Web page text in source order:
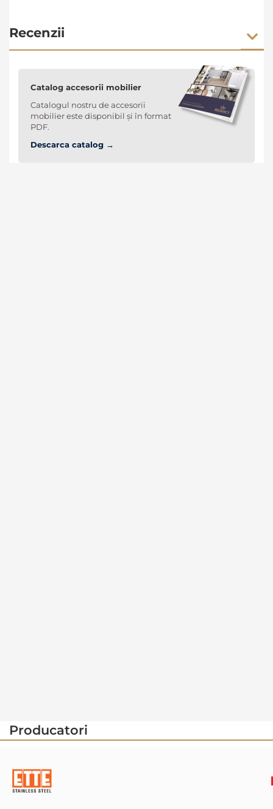
Recenzii
Catalog accesorii mobilier
Catalogul nostru de accesorii
mobilier este disponibil și în format
PDF.
Descarca catalog →
Producatori